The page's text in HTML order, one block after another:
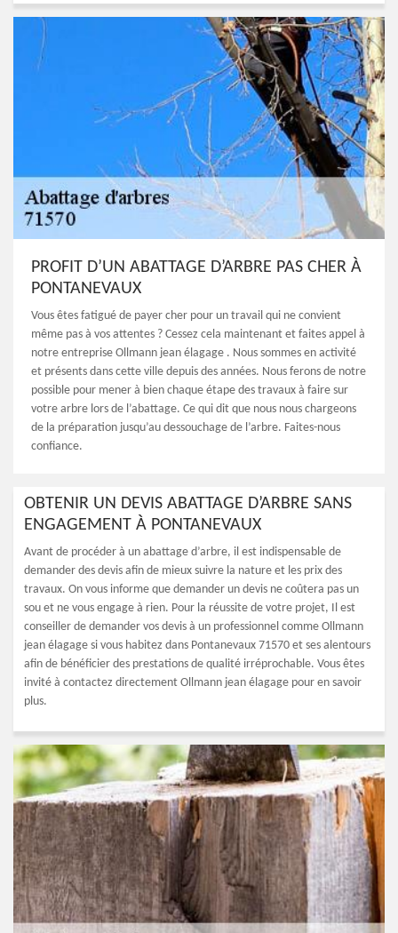
PROFIT D’UN ABATTAGE D’ARBRE PAS CHER À
PONTANEVAUX
Vous êtes fatigué de payer cher pour un travail qui ne convient
même pas à vos attentes ? Cessez cela maintenant et faites appel à
notre entreprise Ollmann jean élagage . Nous sommes en activité
et présents dans cette ville depuis des années. Nous ferons de notre
possible pour mener à bien chaque étape des travaux à faire sur
votre arbre lors de l’abattage. Ce qui dit que nous nous chargeons
de la préparation jusqu’au dessouchage de l’arbre. Faites-nous
confiance.
OBTENIR UN DEVIS ABATTAGE D’ARBRE SANS
ENGAGEMENT À PONTANEVAUX
Avant de procéder à un abattage d’arbre, il est indispensable de
demander des devis afin de mieux suivre la nature et les prix des
travaux. On vous informe que demander un devis ne coûtera pas un
sou et ne vous engage à rien. Pour la réussite de votre projet, Il est
conseiller de demander vos devis à un professionnel comme Ollmann
jean élagage si vous habitez dans Pontanevaux 71570 et ses alentours
afin de bénéficier des prestations de qualité irréprochable. Vous êtes
invité à contactez directement Ollmann jean élagage pour en savoir
plus.